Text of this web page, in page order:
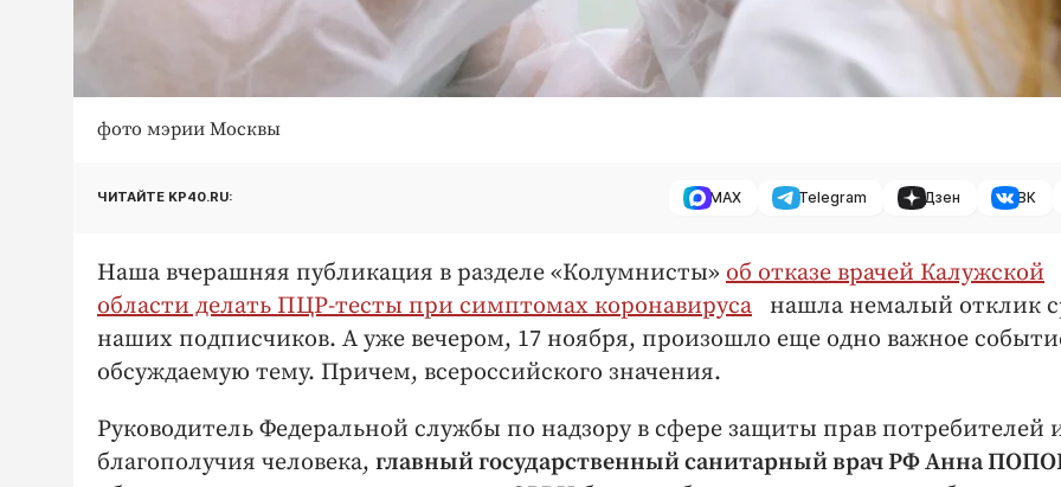
фото мэрии Москвы
ЧИТАЙТЕ KP40.RU: MAX Telegram Дзен ВК
Наша вчерашняя публикация в разделе «Колумнисты» об отказе врачей Калужской
области делать ПЦР-тесты при симптомах коронавируса нашла немалый отклик
наших подписчиков. А уже вечером, 17 ноября, произошло еще одно важное
обсуждаемую тему. Причем, всероссийского значения.
Руководитель Федеральной службы по надзору в сфере защиты прав потребителей
благополучия человека, главный государственный санитарный врач РФ Анна